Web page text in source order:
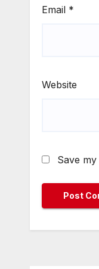
Email *
Website
Save